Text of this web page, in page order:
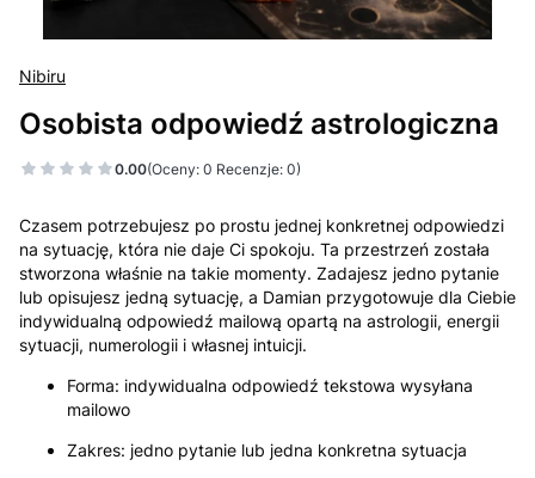
Nibiru
Osobista odpowiedź astrologiczna
0.00(Oceny: 0 Recenzje: 0)
Czasem potrzebujesz po prostu jednej konkretnej odpowiedzi
na sytuację, która nie daje Ci spokoju. Ta przestrzeń została
stworzona właśnie na takie momenty. Zadajesz jedno pytanie
lub opisujesz jedną sytuację, a Damian przygotowuje dla Ciebie
indywidualną odpowiedź mailową opartą na astrologii, energii
sytuacji, numerologii i własnej intuicji.
Forma: indywidualna odpowiedź tekstowa wysyłana
mailowo
Zakres: jedno pytanie lub jedna konkretna sytuacja